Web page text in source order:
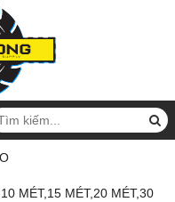
MÉT,15 MÉT,20 MÉT,30